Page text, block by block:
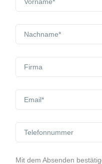
Mit dem Absenden